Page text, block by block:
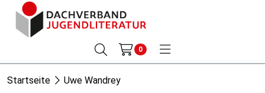
0
Startseite Uwe Wandrey